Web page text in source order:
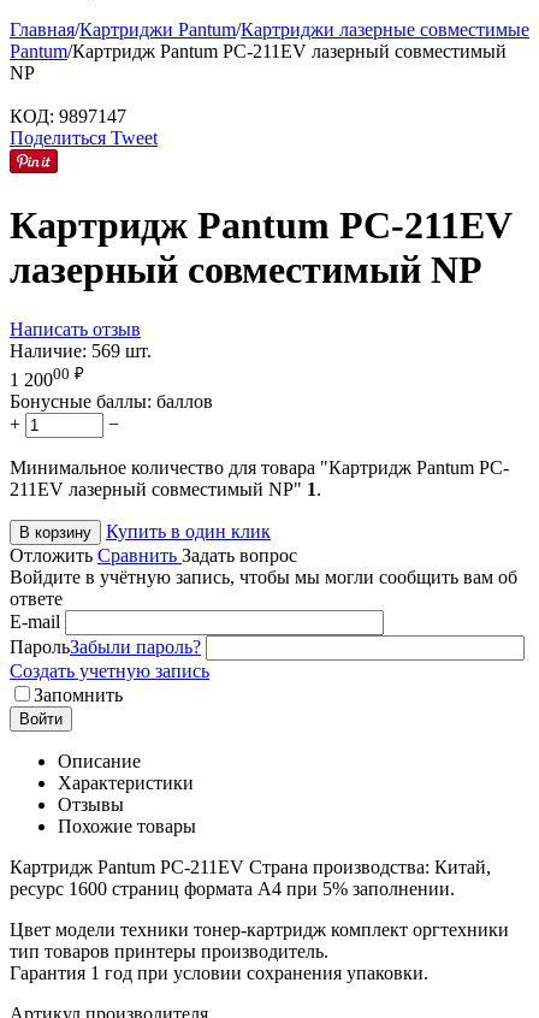
Главная/Картриджи Pantum/Картриджи лазерные совместимые
Pantum/Картридж Pantum PC-211EV лазерный совместимый
NP
КОД: 9897147
Поделиться Tweet
Картридж Pantum PC-211EV
лазерный совместимый NP
Написать отзыв
Наличие: 569 шт.
1 20000 ₽
Бонусные баллы: баллов
+
−
Минимальное количество для товара "Картридж Pantum PC-
211EV лазерный совместимый NP" 1.
В корзину
Купить в один клик
Отложить Сравнить Задать вопрос
Войдите в учётную запись, чтобы мы могли сообщить вам об
ответе
E-mail
ПарольЗабыли пароль?
Создать учетную запись
Запомнить
Войти
Описание
Характеристики
Отзывы
Похожие товары
Картридж Pantum PC-211EV Страна производства: Китай,
ресурс 1600 страниц формата А4 при 5% заполнении.
Цвет модели техники тонер-картридж комплект оргтехники
тип товаров принтеры производитель.
Гарантия 1 год при условии сохранения упаковки.